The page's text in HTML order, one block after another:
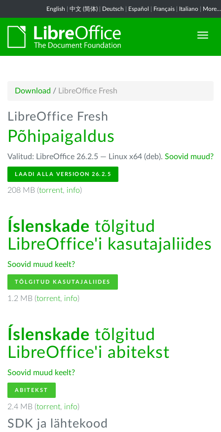
English 中文 (简体) Deutsch Español Français Italiano More...
Download / LibreOffice Fresh
LibreOffice Fresh
Põhipaigaldus
Valitud: LibreOffice 26.2.5 — Linux x64 (deb). Soovid muud?
LAADI ALLA VERSIOON 26.2.5
208 MB (torrent, info)
Íslenskade tõlgitud
LibreOffice'i kasutajaliides
Soovid muud keelt?
TÕLGITUD KASUTAJALIIDES
1.2 MB (torrent, info)
Íslenskade tõlgitud
LibreOffice'i abitekst
Soovid muud keelt?
ABITEKST
2.4 MB (torrent, info)
SDK ja lähtekood